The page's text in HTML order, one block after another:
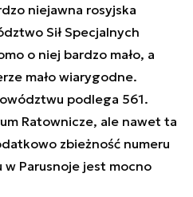
niejawna rosyjska
Sił Specjalnych
o niej bardzo mało, a
mało wiarygodne.
podlega 561.
Ratownicze, ale nawet ta
zbieżność numeru
w Parusnoje jest mocno